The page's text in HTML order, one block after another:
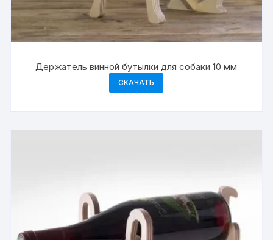
Держатель винной бутылки для собаки 10 мм
СКАЧАТЬ